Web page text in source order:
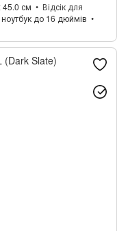
45.0 см
Відсік для
до 16 дюймів